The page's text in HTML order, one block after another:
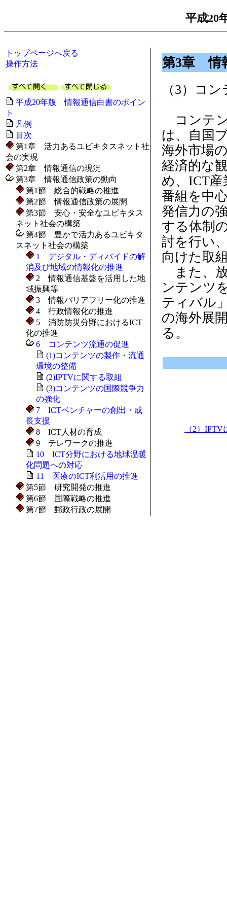
平成20
トップページへ戻る
操作方法
平成20年版 情報通信白書のポイン
ト
凡例
目次
第1章 活力あるユビキタスネット社
会の実現
第2章 情報通信の現況
第3章 情報通信政策の動向
第1節 総合的戦略の推進
第2節 情報通信政策の展開
第3節 安心・安全なユビキタス
ネット社会の構築
第4節 豊かで活力あるユビキタ
スネット社会の構築
1 デジタル・ディバイドの解
消及び地域の情報化の推進
2 情報通信基盤を活用した地
域振興等
3 情報バリアフリー化の推進
4 行政情報化の推進
5 消防防災分野におけるICT
化の推進
6 コンテンツ流通の促進
(1)コンテンツの製作・流通
環境の整備
(2)IPTVに関する取組
(3)コンテンツの国際競争力
の強化
7 ICTベンチャーの創出・成
長支援
8 ICT人材の育成
9 テレワークの推進
10 ICT分野における地球温暖
化問題への対応
11 医療のICT利活用の推進
第5節 研究開発の推進
第6節 国際戦略の推進
第7節 郵政行政の展開
第3章 情
（3）コ
コンテ
は、自国
海外市場
経済的な
め、ICT
番組を中
発信力の
する体制
討を行い
向けた取
また、
ンテンツ
ティバル
の海外展
る。
（2）